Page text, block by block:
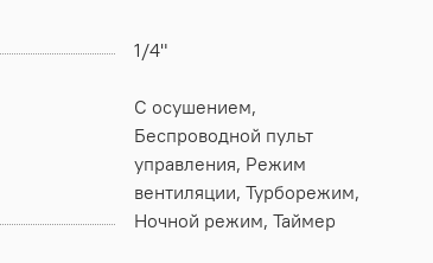
1/4"
С осушением,
Беспроводной пульт
управления, Режим
вентиляции, Турборежим,
Ночной режим, Таймер